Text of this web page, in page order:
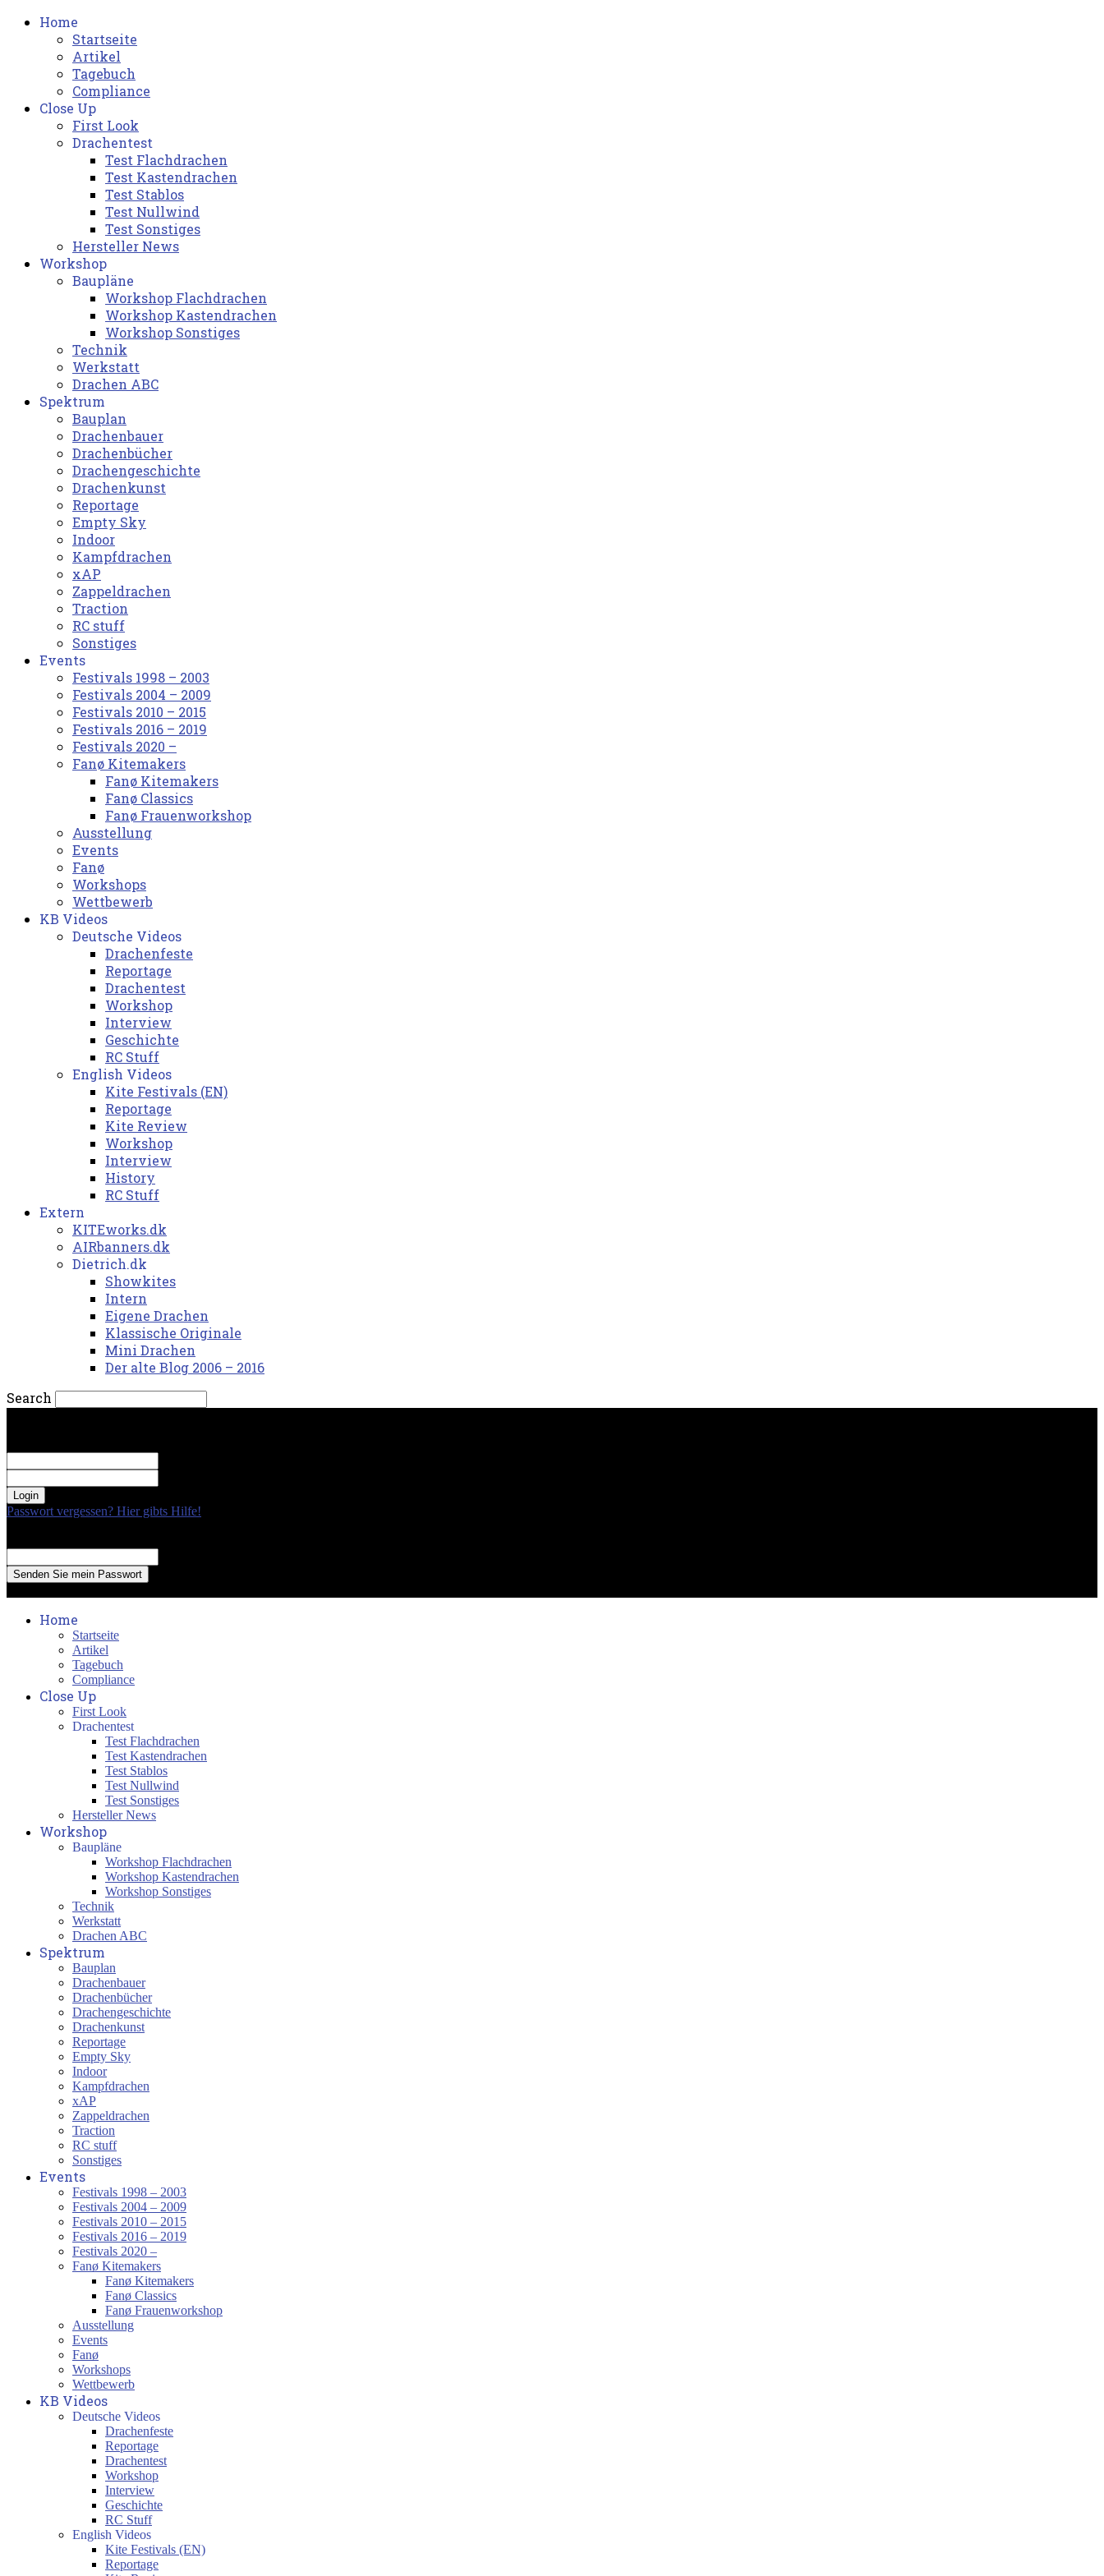
Home
Startseite
Artikel
Tagebuch
Compliance
Close Up
First Look
Drachentest
Test Flachdrachen
Test Kastendrachen
Test Stablos
Test Nullwind
Test Sonstiges
Hersteller News
Workshop
Baupläne
Workshop Flachdrachen
Workshop Kastendrachen
Workshop Sonstiges
Technik
Werkstatt
Drachen ABC
Spektrum
Bauplan
Drachenbauer
Drachenbücher
Drachengeschichte
Drachenkunst
Reportage
Empty Sky
Indoor
Kampfdrachen
xAP
Zappeldrachen
Traction
RC stuff
Sonstiges
Events
Festivals 1998 – 2003
Festivals 2004 – 2009
Festivals 2010 – 2015
Festivals 2016 – 2019
Festivals 2020 –
Fanø Kitemakers
Fanø Kitemakers
Fanø Classics
Fanø Frauenworkshop
Ausstellung
Events
Fanø
Workshops
Wettbewerb
KB Videos
Deutsche Videos
Drachenfeste
Reportage
Drachentest
Workshop
Interview
Geschichte
RC Stuff
English Videos
Kite Festivals (EN)
Reportage
Kite Review
Workshop
Interview
History
RC Stuff
Extern
KITEworks.dk
AIRbanners.dk
Dietrich.dk
Showkites
Intern
Eigene Drachen
Klassische Originale
Mini Drachen
Der alte Blog 2006 – 2016
Search
Passwort vergessen? Hier gibts Hilfe!
Home
Startseite
Artikel
Tagebuch
Compliance
Close Up
First Look
Drachentest
Test Flachdrachen
Test Kastendrachen
Test Stablos
Test Nullwind
Test Sonstiges
Hersteller News
Workshop
Baupläne
Workshop Flachdrachen
Workshop Kastendrachen
Workshop Sonstiges
Technik
Werkstatt
Drachen ABC
Spektrum
Bauplan
Drachenbauer
Drachenbücher
Drachengeschichte
Drachenkunst
Reportage
Empty Sky
Indoor
Kampfdrachen
xAP
Zappeldrachen
Traction
RC stuff
Sonstiges
Events
Festivals 1998 – 2003
Festivals 2004 – 2009
Festivals 2010 – 2015
Festivals 2016 – 2019
Festivals 2020 –
Fanø Kitemakers
Fanø Kitemakers
Fanø Classics
Fanø Frauenworkshop
Ausstellung
Events
Fanø
Workshops
Wettbewerb
KB Videos
Deutsche Videos
Drachenfeste
Reportage
Drachentest
Workshop
Interview
Geschichte
RC Stuff
English Videos
Kite Festivals (EN)
Reportage